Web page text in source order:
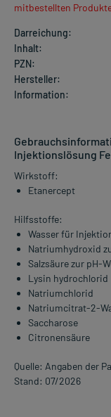
mitbestellten
Darreichung:
Inhalt:
PZN:
Hersteller:
Information:
Injektionslösung
Wirkstoff:
Etanercept
Hilfsstoffe:
Wasser für
Natriumhydroxid
Salzsäure zur pH-
Lysin hydrochlorid
Natriumchlorid
Natriumcitrat-2-
Saccharose
Citronensäure
Quelle: Angaben der
Stand: 07/2026